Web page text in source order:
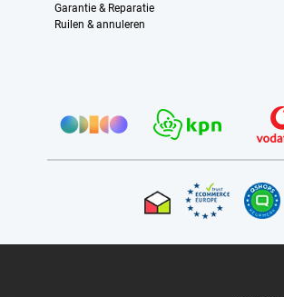
Garantie & Reparatie
Ruilen & annuleren